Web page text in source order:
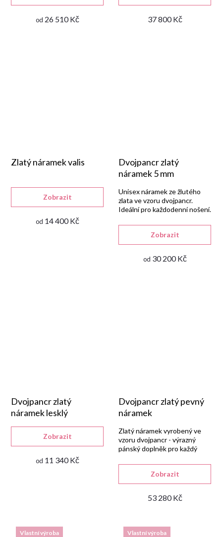
od 26 510 Kč 37 800 Kč
Zlatý náramek valis
od 14 400 Kč
Zobrazit
Dvojpancr zlatý
náramek 5 mm
od 30 200 Kč
Zobrazit
Unisex náramek ze žlutého
zlata ve vzoru dvojpancr.
Ideální pro každodenní nošení.
Dvojpancr zlatý
náramek lesklý
od 11 340 Kč
Zobrazit
Dvojpancr zlatý pevný
náramek
53 280 Kč
Zobrazit
Zlatý náramek vyrobený ve
vzoru dvojpancr - výrazný
pánský doplněk pro každý
Vlastní výroba Vlastní výroba